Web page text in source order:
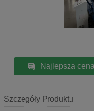
Najlepsza cena
Szczegóły Produktu